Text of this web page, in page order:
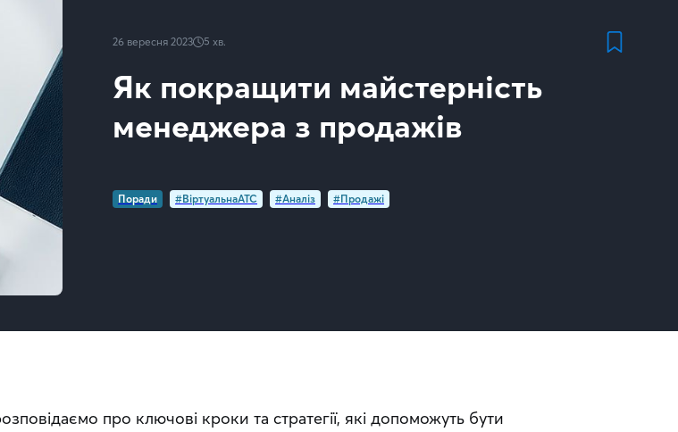
26 вересня 2023 5 хв.
Як покращити майстерність
менеджера з продажів
Поради #ВіртуальнаATC #Аналіз #Продажі
про ключові кроки та стратегії, які допоможуть бути